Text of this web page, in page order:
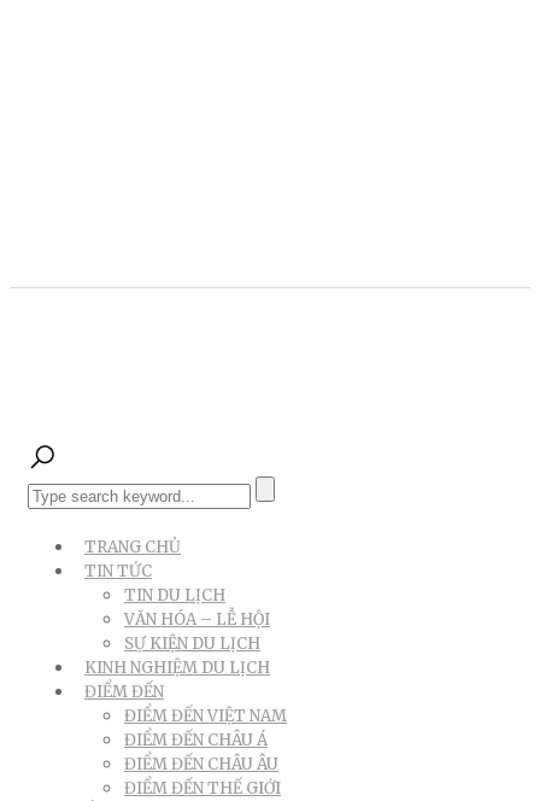
TRANG CHỦ
TIN TỨC
TIN DU LỊCH
VĂN HÓA – LỄ HỘI
SỰ KIỆN DU LỊCH
KINH NGHIỆM DU LỊCH
ĐIỂM ĐẾN
ĐIỂM ĐẾN VIỆT NAM
ĐIỂM ĐẾN CHÂU Á
ĐIỂM ĐẾN CHÂU ÂU
ĐIỂM ĐẾN THẾ GIỚI